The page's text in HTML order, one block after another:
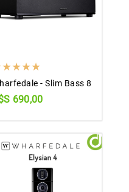
- Slim Bass 8
690,00